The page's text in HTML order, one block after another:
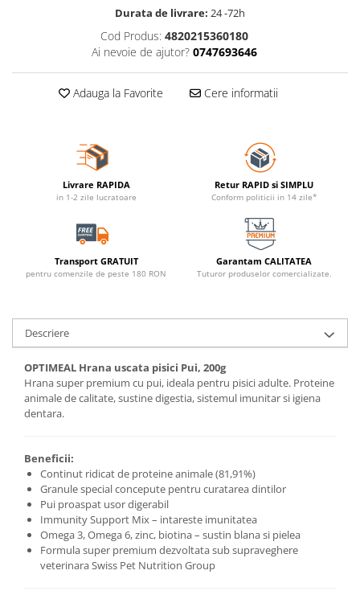
Durata de livrare: 24 -72h
Cod Produs: 4820215360180
Ai nevoie de ajutor? 0747693646
Adauga la Favorite Cere informatii
Livrare RAPIDA
in 1-2 zile lucratoare
Retur RAPID si SIMPLU
Conform politicii in 14 zile*
Transport GRATUIT
pentru comenzile de peste 180 RON
Garantam CALITATEA
Tuturor produselor comercializate.
Descriere
OPTIMEAL Hrana uscata pisici Pui, 200g
Hrana super premium cu pui, ideala pentru pisici adulte. Proteine
animale de calitate, sustine digestia, sistemul imunitar si igiena
dentara.
Beneficii:
Continut ridicat de proteine animale (81,91%)
Granule special concepute pentru curatarea dintilor
Pui proaspat usor digerabil
Immunity Support Mix – intareste imunitatea
Omega 3, Omega 6, zinc, biotina – sustin blana si pielea
Formula super premium dezvoltata sub supraveghere
veterinara Swiss Pet Nutrition Group